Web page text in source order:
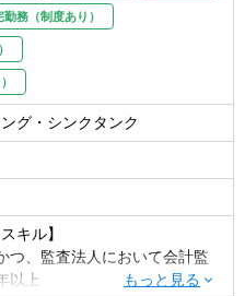
験者の場合は、財務DDから経
リュエーション、FA、PMIや
ども経験してM&Aにかかる必
貫に経験する機会を得られま
ト ⇒ シニアアソシエイト
マネージャー
）、専門コース（各事業部の
門性を発揮）に分岐。シニアマ
ィレクター。
副部門長 ⇒ 部門長（FAS
務（制度あり）
グ・シンクタンク
キル】
つ、監査法人において会計監
以上